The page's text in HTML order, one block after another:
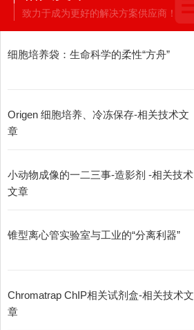
致力于成为更好的解决方案供应商！
细胞培养袋：生命科学的柔性“方舟”
Origen 细胞培养、冷冻保存-相关技术文
章
小动物成像的一二三事-造影剂 -相关技术
文章
锥型离心管实验室与工业的“分离利器”
Chromatrap ChIP相关试剂盒-相关技术文
章